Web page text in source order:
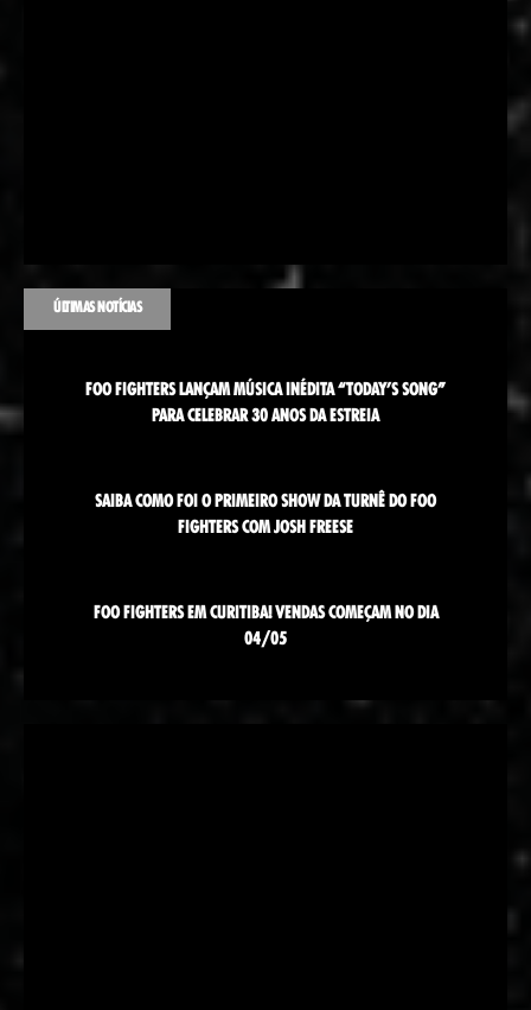
ÚLTIMAS NOTÍCIAS
FOO FIGHTERS LANÇAM MÚSICA INÉDITA “TODAY’S SONG”
PARA CELEBRAR 30 ANOS DA ESTREIA
SAIBA COMO FOI O PRIMEIRO SHOW DA TURNÊ DO FOO
FIGHTERS COM JOSH FREESE
FOO FIGHTERS EM CURITIBA! VENDAS COMEÇAM NO DIA
04/05